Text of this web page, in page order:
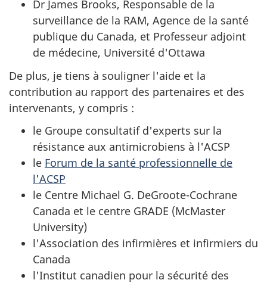
Dr James Brooks, Responsable de la
surveillance de la RAM, Agence de la santé
publique du Canada, et Professeur adjoint
de médecine, Université d'Ottawa
De plus, je tiens à souligner l'aide et la
contribution au rapport des partenaires et des
intervenants, y compris :
le Groupe consultatif d'experts sur la
résistance aux antimicrobiens à l'ACSP
le Forum de la santé professionnelle de
l'ACSP
le Centre Michael G. DeGroote-Cochrane
Canada et le centre GRADE (McMaster
University)
l'Association des infirmières et infirmiers du
Canada
l'Institut canadien pour la sécurité des